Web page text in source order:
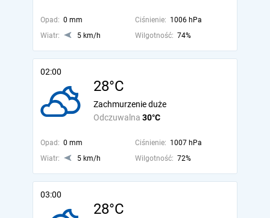
Opad: 0 mm Ciśnienie: 1006 hPa
Wiatr:
5 km/h Wilgotność: 74%
02:00
28°C
Odczuwalna 30°C
Zachmurzenie duże
Opad: 0 mm Ciśnienie: 1007 hPa
Wiatr:
5 km/h Wilgotność: 72%
03:00
28°C